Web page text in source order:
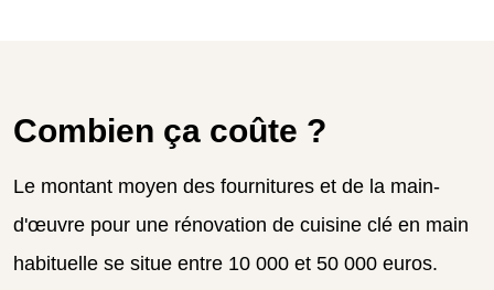
Combien ça coûte ?
Le montant moyen des fournitures et de la main-
d'œuvre pour une rénovation de cuisine clé en main
habituelle se situe entre 10 000 et 50 000 euros.